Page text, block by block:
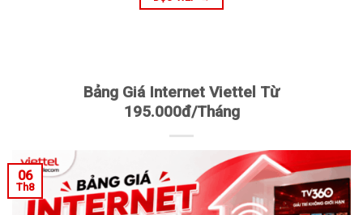
Bảng Giá Internet Viettel Từ
195.000đ/Tháng
06
Th8